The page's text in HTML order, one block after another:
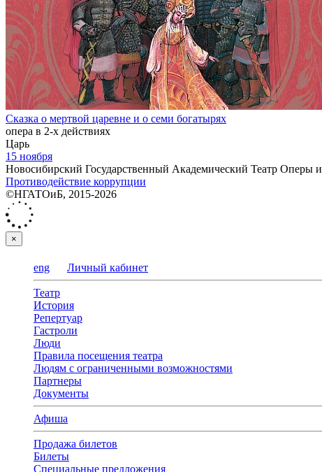
Сказка о мертвой царевне и о семи богатырях
опера в 2-х действиях
Царь
15 ноября
Новосибирский Государственный Академический Театр Оперы и
Противодействие коррупции
©НГАТОиБ, 2015-2026
×
eng Личный кабинет
Театр
История
Репертуар
Гастроли
Люди
Правила посещения театра
Людям с ограниченными возможностями
Партнеры
Документы
Афиша
Продажа билетов
Билеты
Специальные предложения